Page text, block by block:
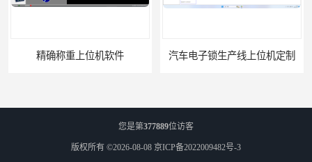
汽车电子锁生产线上位机定制 电镀控制上位机软件
您是第377889位访客
版权所有 ©2026-08-08 京ICP备2022009482号-3